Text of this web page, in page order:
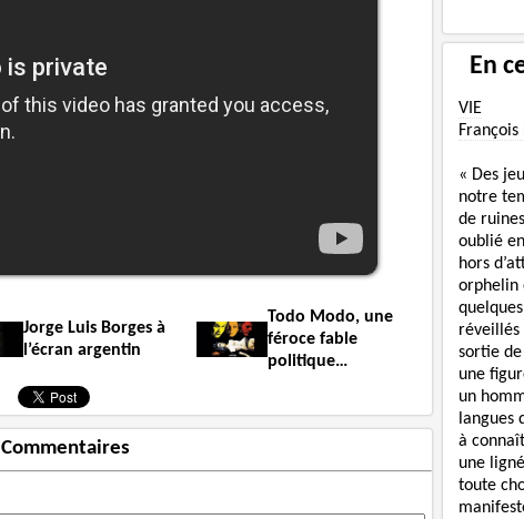
Jorge Luis Borges à
l’écran argentin
Todo Modo, une
féroce fable
politique…
Commentaires
En
VIE
François
« Des
notre
de
oublié
hors
orphelin
réveillés
sortie de
une
un
langues
à
une
toute